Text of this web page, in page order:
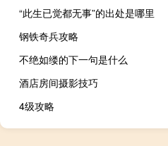
“此生已觉都无事”的出处是哪里
钢铁奇兵攻略
不绝如缕的下一句是什么
酒店房间摄影技巧
4级攻略